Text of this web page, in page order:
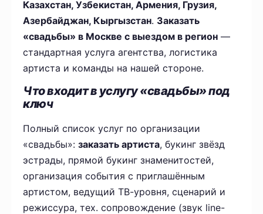
Казахстан, Узбекистан, Армения, Грузия,
Азербайджан, Кыргызстан. Заказать
«свадьбы» в Москве с выездом в регион —
стандартная услуга агентства, логистика
артиста и команды на нашей стороне.
Что входит в услугу «свадьбы» под
ключ
Полный список услуг по организации
«свадьбы»:заказать артиста, букинг звёзд
эстрады, прямой букинг знаменитостей,
организация события с приглашённым
артистом, ведущий ТВ-уровня, сценарий и
режиссура, тех. сопровождение (звук line-